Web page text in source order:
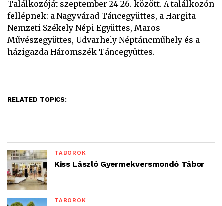
Találkozóját szeptember 24-26. között. A találkozón
fellépnek: a Nagyvárad Táncegyüttes, a Hargita
Nemzeti Székely Népi Együttes, Maros
Művészegyüttes, Udvarhely Néptáncműhely és a
házigazda Háromszék Táncegyüttes.
RELATED TOPICS:
TÁBOROK
Kiss László Gyermekversmondó Tábor
TÁBOROK